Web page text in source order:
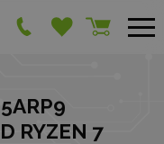
RYZEN 7